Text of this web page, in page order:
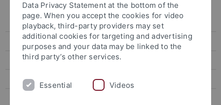
Aktuelles
Forschungsprofil
Projekte
Personen
Data Privacy Statement at the bottom of the
page. When you accept the cookies for video
playback, third-party providers may set
additional cookies for targeting and advertising
purposes and your data may be linked to the
third party’s other services.
Essential Videos